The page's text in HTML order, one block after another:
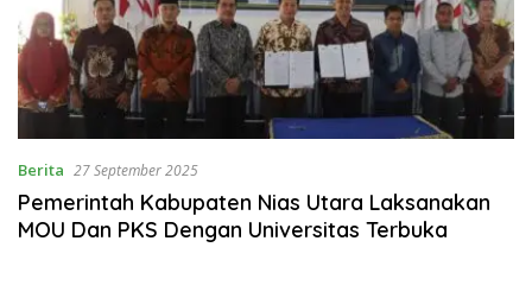
Berita 27 September 2025
Pemerintah Kabupaten Nias Utara Laksanakan
MOU Dan PKS Dengan Universitas Terbuka